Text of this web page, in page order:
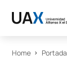
Home Portada